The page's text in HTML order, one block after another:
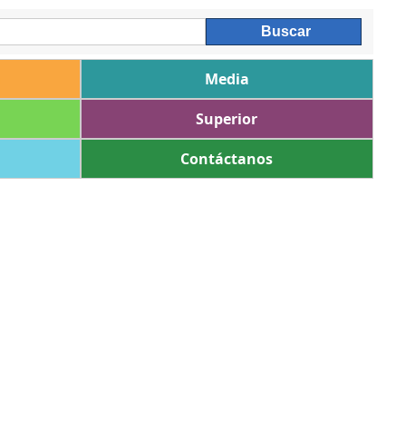
Media
Superior
Contáctanos